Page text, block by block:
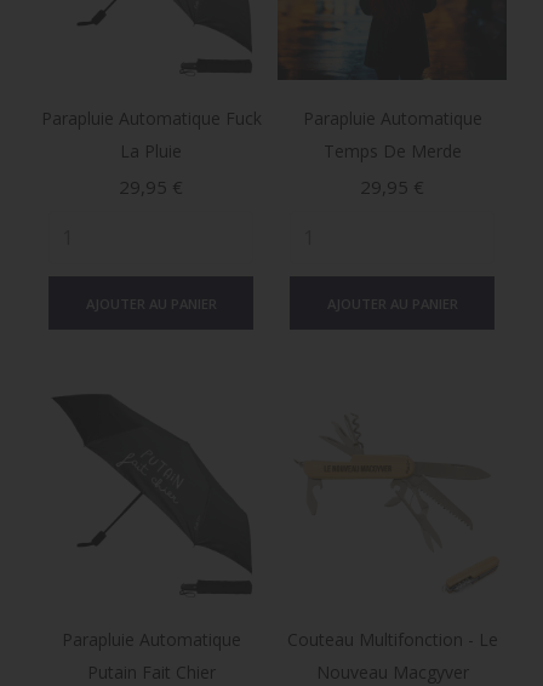
Parapluie Automatique Fuck
La Pluie
Prix
29,95 €
Parapluie Automatique
Temps De Merde
Prix
29,95 €
Parapluie Automatique
Putain Fait Chier
Couteau Multifonction - Le
Nouveau Macgyver